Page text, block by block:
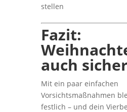
stellen
Fazit:
auch
Mit ein paar einfachen
Vorsichtsmaßnahmen
festlich – und dein